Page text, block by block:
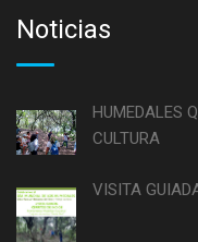
Noticias
HUMEDALES
CULTURA
VISITA